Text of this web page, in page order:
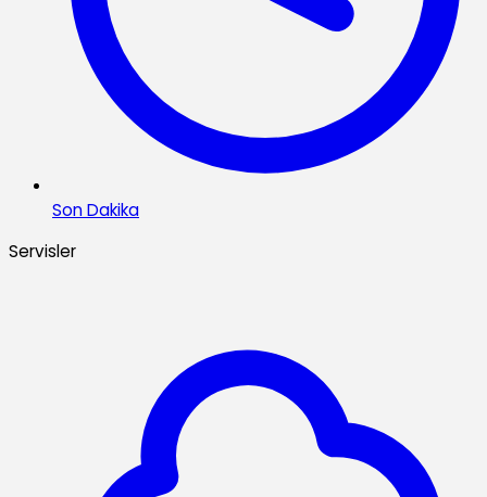
Son Dakika
Servisler